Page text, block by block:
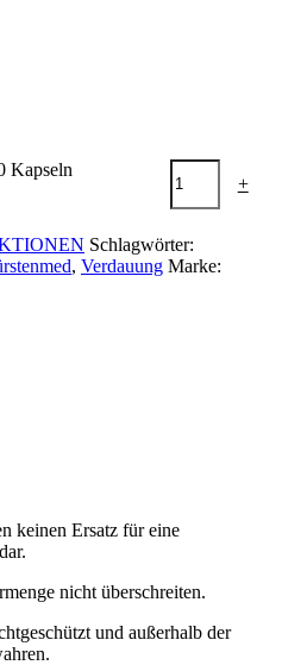
Kapseln
+
Schlagwörter:
, Verdauung Marke:
keinen Ersatz für eine
nicht überschreiten.
und außerhalb der